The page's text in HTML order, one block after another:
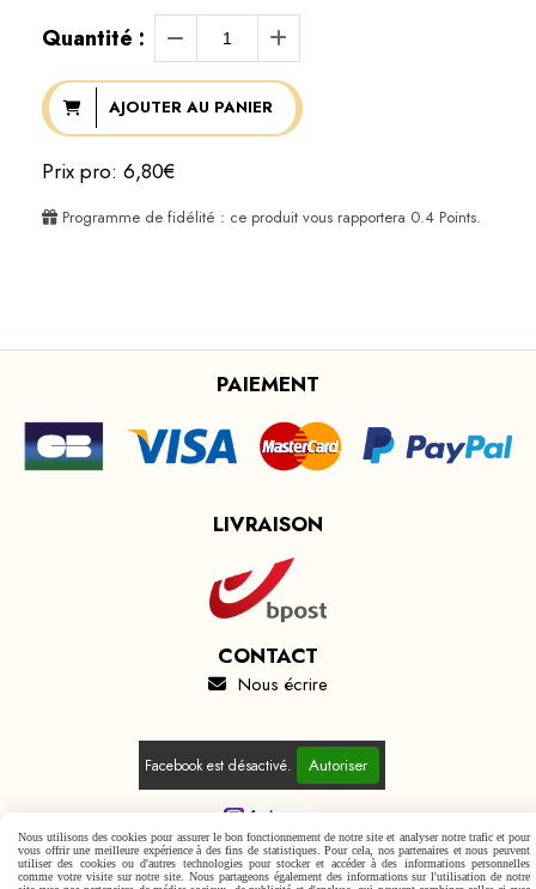
Quantité :
AJOUTER AU PANIER
Prix pro: 6,80€
Programme de fidélité : ce produit vous rapportera 0.4 Points.
PAIEMENT
LIVRAISON
CONTACT
 Nous écrire
Facebook est désactivé. Autoriser
Mentions Légales
Conditions générales de vente
Nous utilisons des cookies pour assurer le bon fonctionnement de notre site et analyser notre trafic et pour
vous offrir une meilleure expérience à des fins de statistiques. Pour cela, nos partenaires et nous peuvent
utiliser des cookies ou d'autres technologies pour stocker et accéder à des informations personnelles
comme votre visite sur notre site. Nous partageons également des informations sur l'utilisation de notre